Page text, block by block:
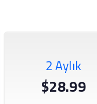
2 Aylık
$28.99